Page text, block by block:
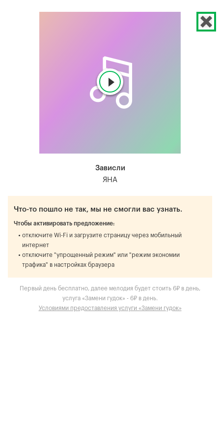
Зависли
ЯНА
Что-то пошло не так, мы не смогли вас узнать.
Чтобы активировать предложение:
отключите Wi-Fi и загрузите страницу через мобильный
интернет
отключите "упрощенный режим" или "режим экономии
трафика" в настройках браузера
Первый день бесплатно, далее мелодия будет стоить 6₽ в день,
услуга «Замени гудок» - 6₽ в день.
Условиями предоставления услуги «Замени гудок»